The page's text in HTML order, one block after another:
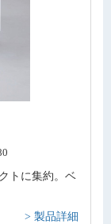
トに集約。ベ
> 製品詳細